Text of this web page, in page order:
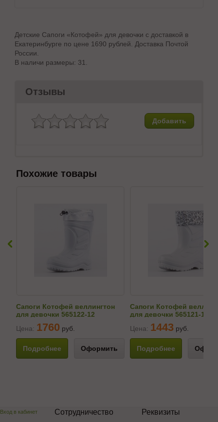
Детские Сапоги «Котофей» для девочки с доставкой в
Екатеринбурге по цене 1690 рублей. Доставка Почтой
России.
В наличи размеры: 31.
Отзывы
Добавить
Похожие товары
Сапоги Котофей веллингтон
для девочки 565122-12
Цена: 1760 руб.
Подробнее Оформить
Сапоги Котофей
для девочки 565121-14
Цена: 1443 руб.
Подробнее
Вход в кабинет Сотрудничество Реквизиты